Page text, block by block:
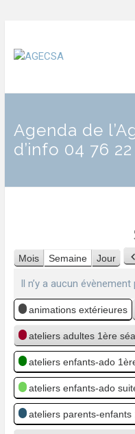
Agenda de
d’info 04 76
Mois Semaine Jour
Il n’y a aucun
Catégories
animations extérieures
ateliers adultes 1ère
ateliers enfants-ado
ateliers enfants-ado
ateliers parents-enfants